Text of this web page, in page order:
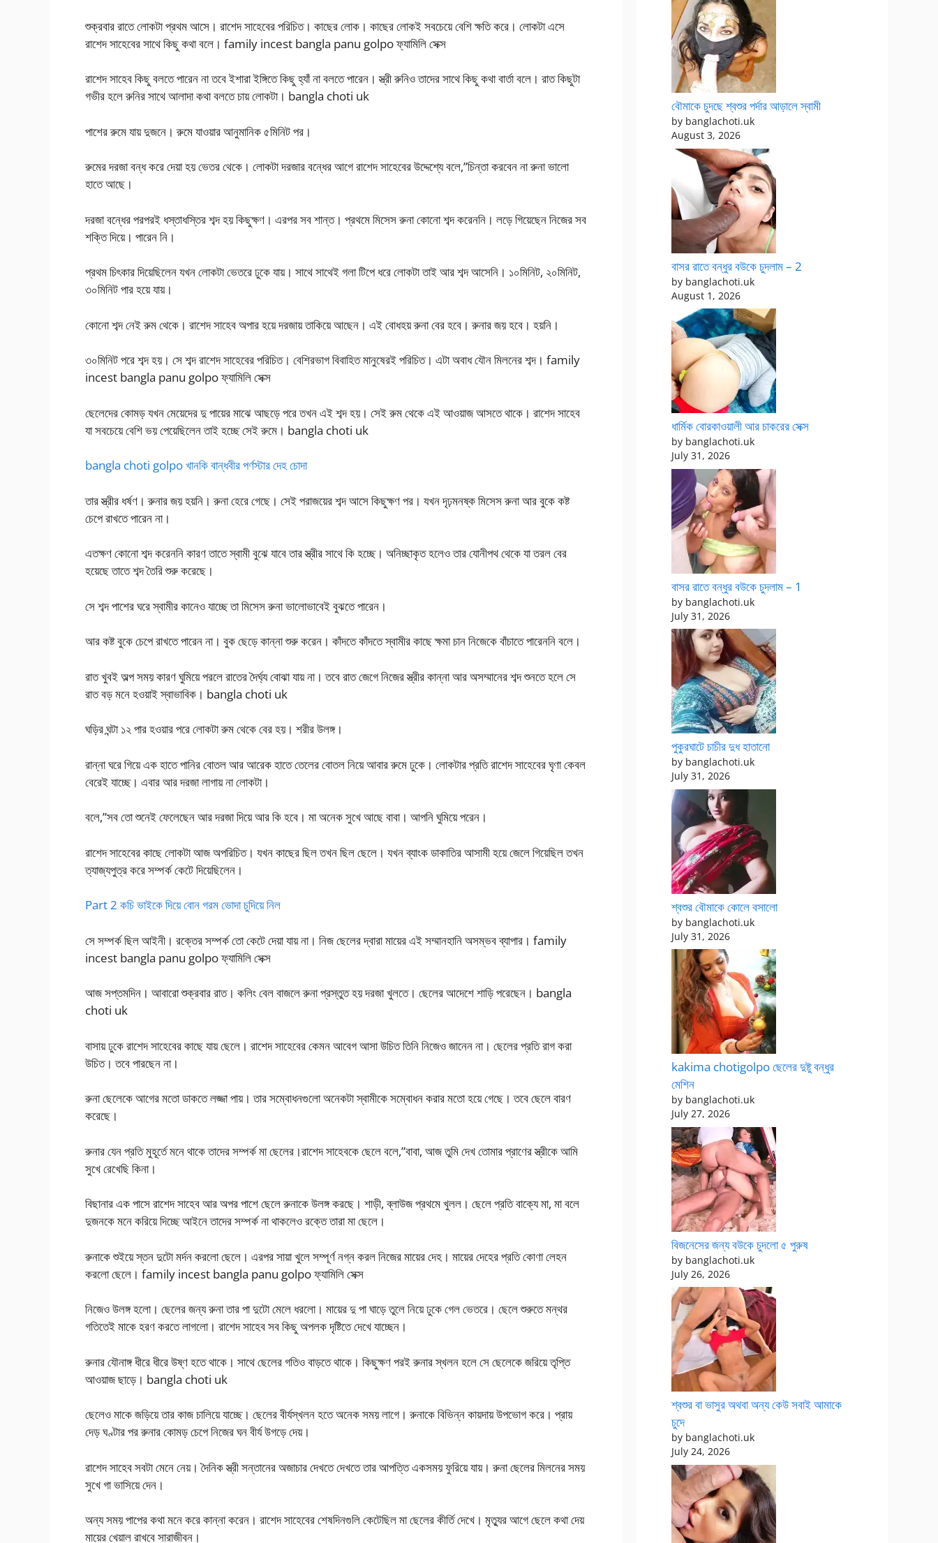
শুক্রবার রাতে লোকটা প্রথম আসে। রাশেদ সাহেবের পরিচিত। কাছের লোক। কাছের লোকই সবচেয়ে বেশি ক্ষতি করে। লোকটা এসে
রাশেদ সাহেবের সাথে কিছু কথা বলে। family incest bangla panu golpo ফ্যামিলি সেক্স
রাশেদ সাহেব কিছু বলতে পারেন না তবে ইশারা ইঙ্গিতে কিছু হ্যাঁ না বলতে পারেন। স্ত্রী রুনিও তাদের সাথে কিছু কথা বার্তা বলে। রাত কিছুটা
গভীর হলে রুনির সাথে আলাদা কথা বলতে চায় লোকটা। bangla choti uk
পাশের রুমে যায় দুজনে। রুমে যাওয়ার আনুমানিক ৫মিনিট পর।
রুমের দরজা বন্ধ করে দেয়া হয় ভেতর থেকে। লোকটা দরজার বন্ধের আগে রাশেদ সাহেবের উদ্দেশ্যে বলে,”চিন্তা করবেন না রুনা ভালো
হাতে আছে।
দরজা বন্ধের পরপরই ধস্তাধস্তির শব্দ হয় কিছুক্ষণ। এরপর সব শান্ত। প্রথমে মিসেস রুনা কোনো শব্দ করেননি। লড়ে গিয়েছেন নিজের সব
শক্তি দিয়ে। পারেন নি।
প্রথম চিৎকার দিয়েছিলেন যখন লোকটা ভেতরে ঢুকে যায়। সাথে সাথেই গলা টিপে ধরে লোকটা তাই আর শব্দ আসেনি। ১০মিনিট, ২০মিনিট,
৩০মিনিট পার হয়ে যায়।
কোনো শব্দ নেই রুম থেকে। রাশেদ সাহেব অপার হয়ে দরজায় তাকিয়ে আছেন। এই বোধহয় রুনা বের হবে। রুনার জয় হবে। হয়নি।
৩০মিনিট পরে শব্দ হয়। সে শব্দ রাশেদ সাহেবের পরিচিত। বেশিরভাগ বিবাহিত মানুষেরই পরিচিত। এটা অবাধ যৌন মিলনের শব্দ। family
incest bangla panu golpo ফ্যামিলি সেক্স
ছেলেদের কোমড় যখন মেয়েদের দু পায়ের মাঝে আছড়ে পরে তখন এই শব্দ হয়। সেই রুম থেকে এই আওয়াজ আসতে থাকে। রাশেদ সাহেব
যা সবচেয়ে বেশি ভয় পেয়েছিলেন তাই হচ্ছে সেই রুমে। bangla choti uk
bangla choti golpo খানকি বান্ধবীর পর্ণস্টার দেহ চোদা
তার স্ত্রীর ধর্ষণ। রুনার জয় হয়নি। রুনা হেরে গেছে। সেই পরাজয়ের শব্দ আসে কিছুক্ষণ পর। যখন দৃঢ়মনষ্ক মিসেস রুনা আর বুকে কষ্ট
চেপে রাখতে পারেন না।
এতক্ষণ কোনো শব্দ করেননি কারণ তাতে স্বামী বুঝে যাবে তার স্ত্রীর সাথে কি হচ্ছে। অনিচ্ছাকৃত হলেও তার যোনীপথ থেকে যা তরল বের
হয়েছে তাতে শব্দ তৈরি শুরু করেছে।
সে শব্দ পাশের ঘরে স্বামীর কানেও যাচ্ছে তা মিসেস রুনা ভালোভাবেই বুঝতে পারেন।
আর কষ্ট বুকে চেপে রাখতে পারেন না। বুক ছেড়ে কান্না শুরু করেন। কাঁদতে কাঁদতে স্বামীর কাছে ক্ষমা চান নিজেকে বাঁচাতে পারেননি বলে।
রাত খুবই অল্প সময় কারণ ঘুমিয়ে পরলে রাতের দৈর্ঘ্য বোঝা যায় না। তবে রাত জেগে নিজের স্ত্রীর কান্না আর অসম্মানের শব্দ শুনতে হলে সে
রাত বড় মনে হওয়াই স্বাভাবিক। bangla choti uk
ঘড়ির ঘন্টা ১২ পার হওয়ার পরে লোকটা রুম থেকে বের হয়। শরীর উলঙ্গ।
রান্না ঘরে গিয়ে এক হাতে পানির বোতল আর আরেক হাতে তেলের বোতল নিয়ে আবার রুমে ঢুকে। লোকটার প্রতি রাশেদ সাহেবের ঘৃণা কেবল
বেরেই যাচ্ছে। এবার আর দরজা লাগায় না লোকটা।
বলে,”সব তো শুনেই ফেলেছেন আর দরজা দিয়ে আর কি হবে। মা অনেক সুখে আছে বাবা। আপনি ঘুমিয়ে পরেন।
রাশেদ সাহেবের কাছে লোকটা আজ অপরিচিত। যখন কাছের ছিল তখন ছিল ছেলে। যখন ব্যাংক ডাকাতির আসামী হয়ে জেলে গিয়েছিল তখন
ত্যাজ্যপুত্র করে সম্পর্ক কেটে দিয়েছিলেন।
Part 2 কচি ভাইকে দিয়ে বোন গরম ভোদা চুদিয়ে নিল
সে সম্পর্ক ছিল আইনী। রক্তের সম্পর্ক তো কেটে দেয়া যায় না। নিজ ছেলের দ্বারা মায়ের এই সম্মানহানি অসম্ভব ব্যাপার। family
incest bangla panu golpo ফ্যামিলি সেক্স
আজ সপ্তমদিন। আবারো শুক্রবার রাত। কলিং বেল বাজলে রুনা প্রস্তুত হয় দরজা খুলতে। ছেলের আদেশে শাড়ি পরেছেন। bangla
choti uk
বাসায় ঢুকে রাশেদ সাহেবের কাছে যায় ছেলে। রাশেদ সাহেবের কেমন আবেগ আসা উচিত তিনি নিজেও জানেন না। ছেলের প্রতি রাগ করা
উচিত। তবে পারছেন না।
রুনা ছেলেকে আগের মতো ডাকতে লজ্জা পায়। তার সম্বোধনগুলো অনেকটা স্বামীকে সম্বোধন করার মতো হয়ে গেছে। তবে ছেলে বারণ
করেছে।
রুনার যেন প্রতি মুহূর্তে মনে থাকে তাদের সম্পর্ক মা ছেলের।রাশেদ সাহেবকে ছেলে বলে,”বাবা, আজ তুমি দেখ তোমার প্রাণের স্ত্রীকে আমি
সুখে রেখেছি কিনা।
বিছানার এক পাসে রাশেদ সাহেব আর অপর পাশে ছেলে রুনাকে উলঙ্গ করছে। শাড়ী, ব্লাউজ প্রথমে খুলল। ছেলে প্রতি বাক্যে মা, মা বলে
দুজনকে মনে করিয়ে দিচ্ছে আইনে তাদের সম্পর্ক না থাকলেও রক্তে তারা মা ছেলে।
রুনাকে শুইয়ে স্তন দুটো মর্দন করলো ছেলে। এরপর সায়া খুলে সম্পূর্ণ নগ্ন করল নিজের মায়ের দেহ। মায়ের দেহের প্রতি কোণা লেহন
করলো ছেলে। family incest bangla panu golpo ফ্যামিলি সেক্স
নিজেও উলঙ্গ হলো। ছেলের জন্য রুনা তার পা দুটো মেলে ধরলো। মায়ের দু পা ঘাড়ে তুলে নিয়ে ঢুকে গেল ভেতরে। ছেলে শুরুতে মন্থর
গতিতেই মাকে হরণ করতে লাগলো। রাশেদ সাহেব সব কিছু অপলক দৃষ্টিতে দেখে যাচ্ছেন।
রুনার যৌনাঙ্গ ধীরে ধীরে উষ্ণ হতে থাকে। সাথে ছেলের গতিও বাড়তে থাকে। কিছুক্ষণ পরই রুনার স্খলন হলে সে ছেলেকে জরিয়ে তৃপ্তি
আওয়াজ ছাড়ে। bangla choti uk
ছেলেও মাকে জড়িয়ে তার কাজ চালিয়ে যাচ্ছে। ছেলের বীর্যস্খলন হতে অনেক সময় লাগে। রুনাকে বিভিন্ন কায়দায় উপভোগ করে। প্রায়
দেড় ঘণ্টার পর রুনার কোমড় চেপে নিজের ঘন বীর্য উগড়ে দেয়।
রাশেদ সাহেব সবটা মেনে নেয়। দৈনিক স্ত্রী সন্তানের অজাচার দেখতে দেখতে তার আপত্তি একসময় ফুরিয়ে যায়। রুনা ছেলের মিলনের সময়
সুখে গা ভাসিয়ে দেন।
অন্য সময় পাপের কথা মনে করে কান্না করেন। রাশেদ সাহেবের শেষদিনগুলি কেটেছিল মা ছেলের কীর্তি দেখে। মৃত্যুর আগে ছেলে কথা দেয়
মায়ের খেয়াল রাখবে সারাজীবন।
বৌমাকে চুদছে শ্বশুর পর্দার আড়ালে স্বামী
by banglachoti.uk
August 3, 2026
বাসর রাতে বন্ধুর বউকে চুদলাম – 2
by banglachoti.uk
August 1, 2026
ধার্মিক বোরকাওয়ালী আর চাকরের সেক্স
by banglachoti.uk
July 31, 2026
বাসর রাতে বন্ধুর বউকে চুদলাম – 1
by banglachoti.uk
July 31, 2026
পুকুরঘাটে চাচীর দুধ হাতানো
by banglachoti.uk
July 31, 2026
শ্বশুর বৌমাকে কোলে বসালো
by banglachoti.uk
July 31, 2026
kakima chotigolpo ছেলের দুষ্টু বন্ধুর
মেশিন
by banglachoti.uk
July 27, 2026
বিজনেসের জন্য বউকে চুদলো ৫ পুরুষ
by banglachoti.uk
July 26, 2026
শ্বশুর বা ভাসুর অথবা অন্য কেউ সবাই আমাকে
চুদে
by banglachoti.uk
July 24, 2026